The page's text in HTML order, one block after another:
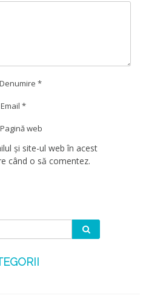
Denumire *
Email *
Pagină web
și site-ul web în acest
când o să comentez.